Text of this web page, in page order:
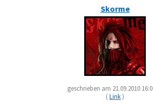
Skorme
geschrieben am 21.09.2010
(Link)